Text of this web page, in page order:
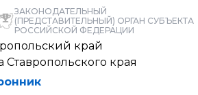
ЗАКОНОДАТЕЛЬНЫЙ
(ПРЕДСТАВИТЕЛЬНЫЙ) ОРГАН СУБЪЕКТА
РОССИЙСКОЙ ФЕДЕРАЦИИ
край
Ставропольского края